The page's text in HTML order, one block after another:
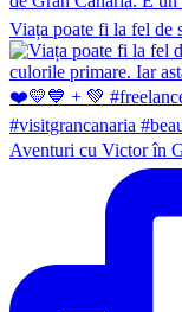
Viața poate fi la fel de
Aventuri cu Victor în